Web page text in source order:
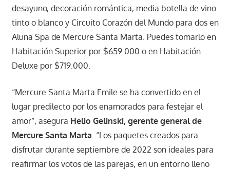
desayuno, decoración romántica, media botella de vino
tinto o blanco y Circuito Corazón del Mundo para dos en
Aluna Spa de Mercure Santa Marta. Puedes tomarlo en
Habitación Superior por $659.000 o en Habitación
Deluxe por $719.000.
“Mercure Santa Marta Emile se ha convertido en el
lugar predilecto por los enamorados para festejar el
amor”, asegura Helio Gelinski, gerente general de
Mercure Santa Marta. “Los paquetes creados para
disfrutar durante septiembre de 2022 son ideales para
reafirmar los votos de las parejas, en un entorno lleno